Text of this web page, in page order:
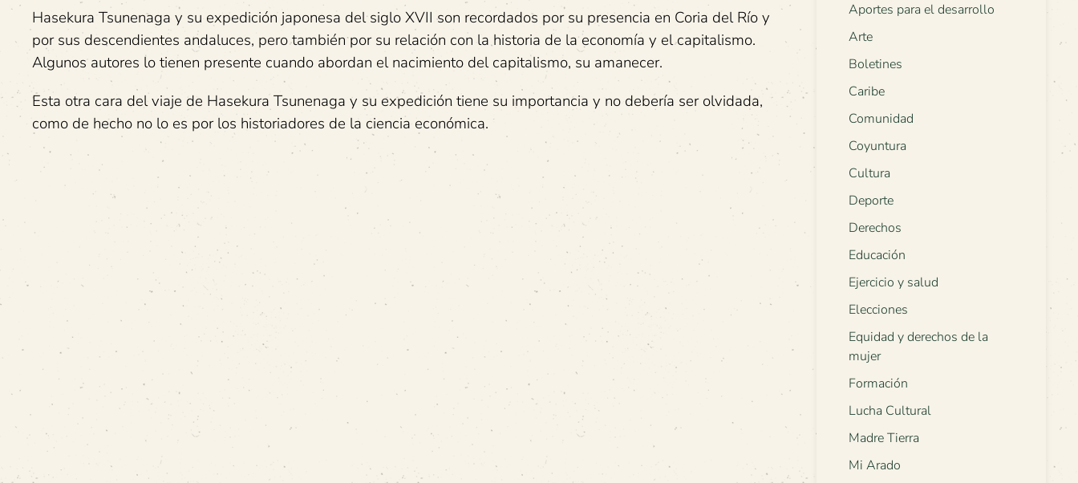
Hasekura Tsunenaga y su expedición japonesa del siglo XVII son recordados por su presencia en Coria del Río y
por sus descendientes andaluces, pero también por su relación con la historia de la economía y el capitalismo.
Algunos autores lo tienen presente cuando abordan el nacimiento del capitalismo, su amanecer.
Esta otra cara del viaje de Hasekura Tsunenaga y su expedición tiene su importancia y no debería ser olvidada,
como de hecho no lo es por los historiadores de la ciencia económica.
Aportes para el desarrollo
Arte
Boletines
Caribe
Comunidad
Coyuntura
Cultura
Deporte
Derechos
Educación
Ejercicio y salud
Elecciones
Equidad y derechos de la
mujer
Formación
Lucha Cultural
Madre Tierra
Mi Arado